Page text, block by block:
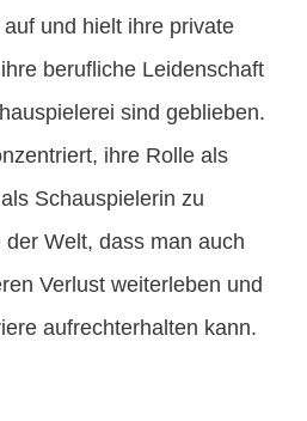
und hielt ihre private
berufliche Leidenschaft
sind geblieben.
ihre Rolle als
Schauspielerin zu
Welt, dass man auch
Verlust weiterleben und
aufrechterhalten kann.